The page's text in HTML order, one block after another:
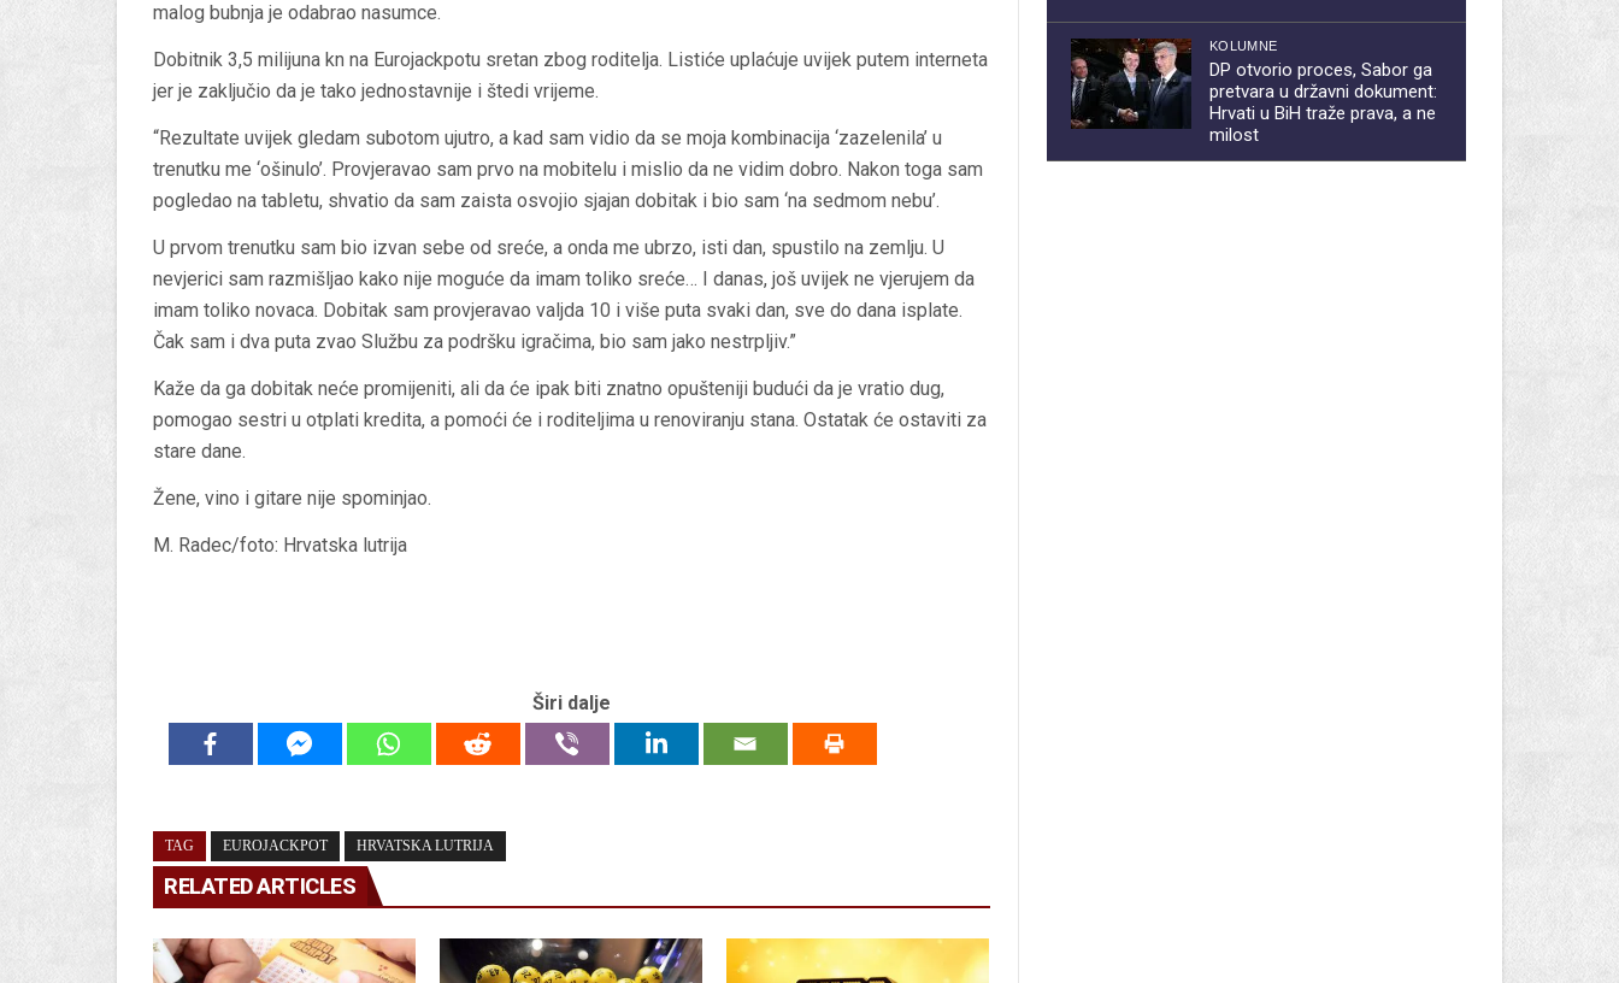
malog bubnja je odabrao nasumce.
Dobitnik 3,5 milijuna kn na Eurojackpotu sretan zbog roditelja. Listiće uplaćuje uvijek putem interneta
jer je zaključio da je tako jednostavnije i štedi vrijeme.
“Rezultate uvijek gledam subotom ujutro, a kad sam vidio da se moja kombinacija ‘zazelenila’ u
trenutku me ‘ošinulo’. Provjeravao sam prvo na mobitelu i mislio da ne vidim dobro. Nakon toga sam
pogledao na tabletu, shvatio da sam zaista osvojio sjajan dobitak i bio sam ‘na sedmom nebu’.
U prvom trenutku sam bio izvan sebe od sreće, a onda me ubrzo, isti dan, spustilo na zemlju. U
nevjerici sam razmišljao kako nije moguće da imam toliko sreće… I danas, još uvijek ne vjerujem da
imam toliko novaca. Dobitak sam provjeravao valjda 10 i više puta svaki dan, sve do dana isplate.
Čak sam i dva puta zvao Službu za podršku igračima, bio sam jako nestrpljiv.”
Kaže da ga dobitak neće promijeniti, ali da će ipak biti znatno opušteniji budući da je vratio dug,
pomogao sestri u otplati kredita, a pomoći će i roditeljima u renoviranju stana. Ostatak će ostaviti za
stare dane.
Žene, vino i gitare nije spominjao.
M. Radec/foto: Hrvatska lutrija
Širi dalje
TAG EUROJACKPOT HRVATSKA LUTRIJA
RELATED ARTICLES
KOLUMNE
DP otvorio proces, Sabor ga
pretvara u državni dokument:
Hrvati u BiH traže prava, a ne
milost